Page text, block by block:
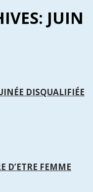
JUIN
DISQUALIFIÉE
D’ETRE FEMME